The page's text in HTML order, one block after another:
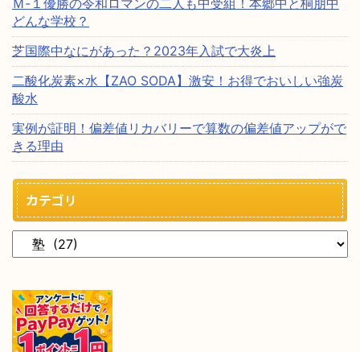
Ｍ-１優勝の令和ロマンの二人も中受組！本郷中と桐朋中
どんな学校？
芝国際中なにがあった？2023年入試で大炎上
二酸化炭素×水【ZAO SODA】激安！お得でおいしい強炭
酸水
実例が証明！偏差値リカバリーで算数の偏差値アップがで
きる理由
カテゴリ